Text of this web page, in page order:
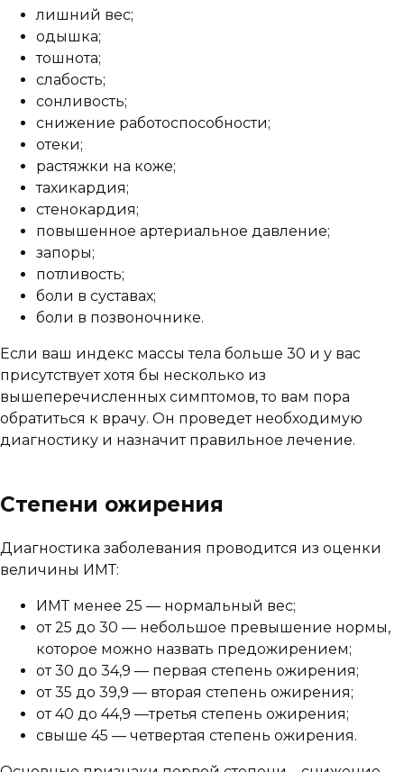
лишний вес;
одышка;
тошнота;
слабость;
сонливость;
снижение работоспособности;
отеки;
растяжки на коже;
тахикардия;
стенокардия;
повышенное артериальное давление;
запоры;
потливость;
боли в суставах;
боли в позвоночнике.
Если ваш индекс массы тела больше 30 и у вас
присутствует хотя бы несколько из
вышеперечисленных симптомов, то вам пора
обратиться к врачу. Он проведет необходимую
диагностику и назначит правильное лечение.
Степени ожирения
Диагностика заболевания проводится из оценки
величины ИМТ:
ИМТ менее 25 — нормальный вес;
от 25 до 30 — небольшое превышение нормы,
которое можно назвать предожирением;
от 30 до 34,9 — первая степень ожирения;
от 35 до 39,9 — вторая степень ожирения;
от 40 до 44,9 —третья степень ожирения;
свыше 45 — четвертая степень ожирения.